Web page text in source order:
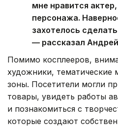
мне нравится
персонажа.
захотелось
— рассказал
Помимо косплееров,
художники, тематические
зоны. Посетители могли
товары, увидеть работы
и познакомиться с
которые создают